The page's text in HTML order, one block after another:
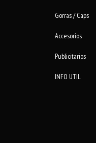
Gorras / Caps
Accesorios
Publicitarios
INFO UTIL